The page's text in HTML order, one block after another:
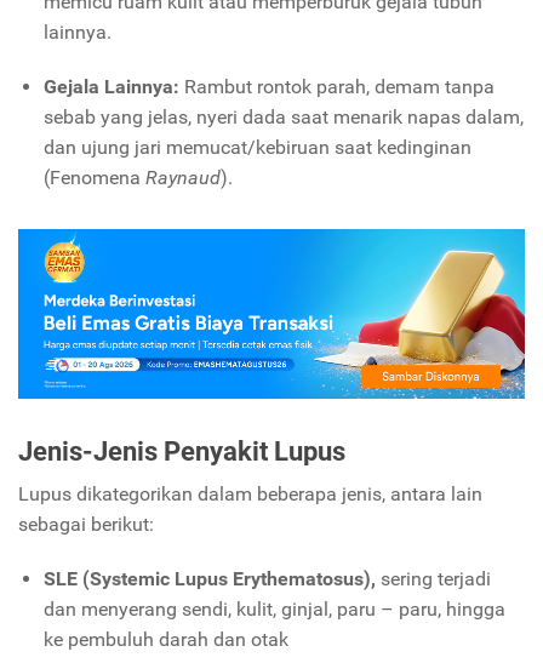
lainnya.
Gejala Lainnya: Rambut rontok parah, demam tanpa
sebab yang jelas, nyeri dada saat menarik napas dalam,
dan ujung jari memucat/kebiruan saat kedinginan
(Fenomena Raynaud).
Jenis-Jenis Penyakit Lupus
Lupus dikategorikan dalam beberapa jenis, antara lain
sebagai berikut:
SLE (Systemic Lupus Erythematosus), sering terjadi
dan menyerang sendi, kulit, ginjal, paru – paru, hingga
ke pembuluh darah dan otak